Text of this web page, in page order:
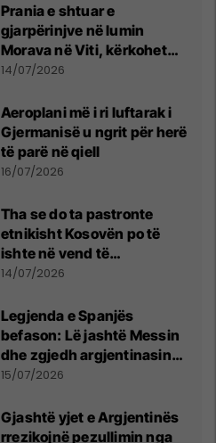
Prania e shtuar e
gjarpërinjve në lumin
Morava në Viti, kërkohet
kujdes nga qytetarët
14/07/2026
Aeroplani më i ri luftarak i
Gjermanisë u ngrit për herë
të parë në qiell
16/07/2026
Tha se do ta pastronte
etnikisht Kosovën po të
ishte në vend të
Millosheviqit, Lëvizja e
kërkon shkarkimin e
menjëhershëm të
Snezhana Paunoviq
14/07/2026
Legjenda e Spanjës
befason: Lë jashtë Messin
dhe zgjedh argjentinasin
më të mirë në botë
15/07/2026
Gjashtë yjet e Argjentinës
rrezikojnë pezullimin nga